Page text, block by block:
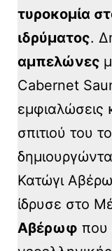
τυροκομία
ιδρύματος.
αμπελώνες
Cabernet
εμφιαλώσεις
σπιτιού του
Κατώγι
ίδρυσε στο
Αβέρωφ που